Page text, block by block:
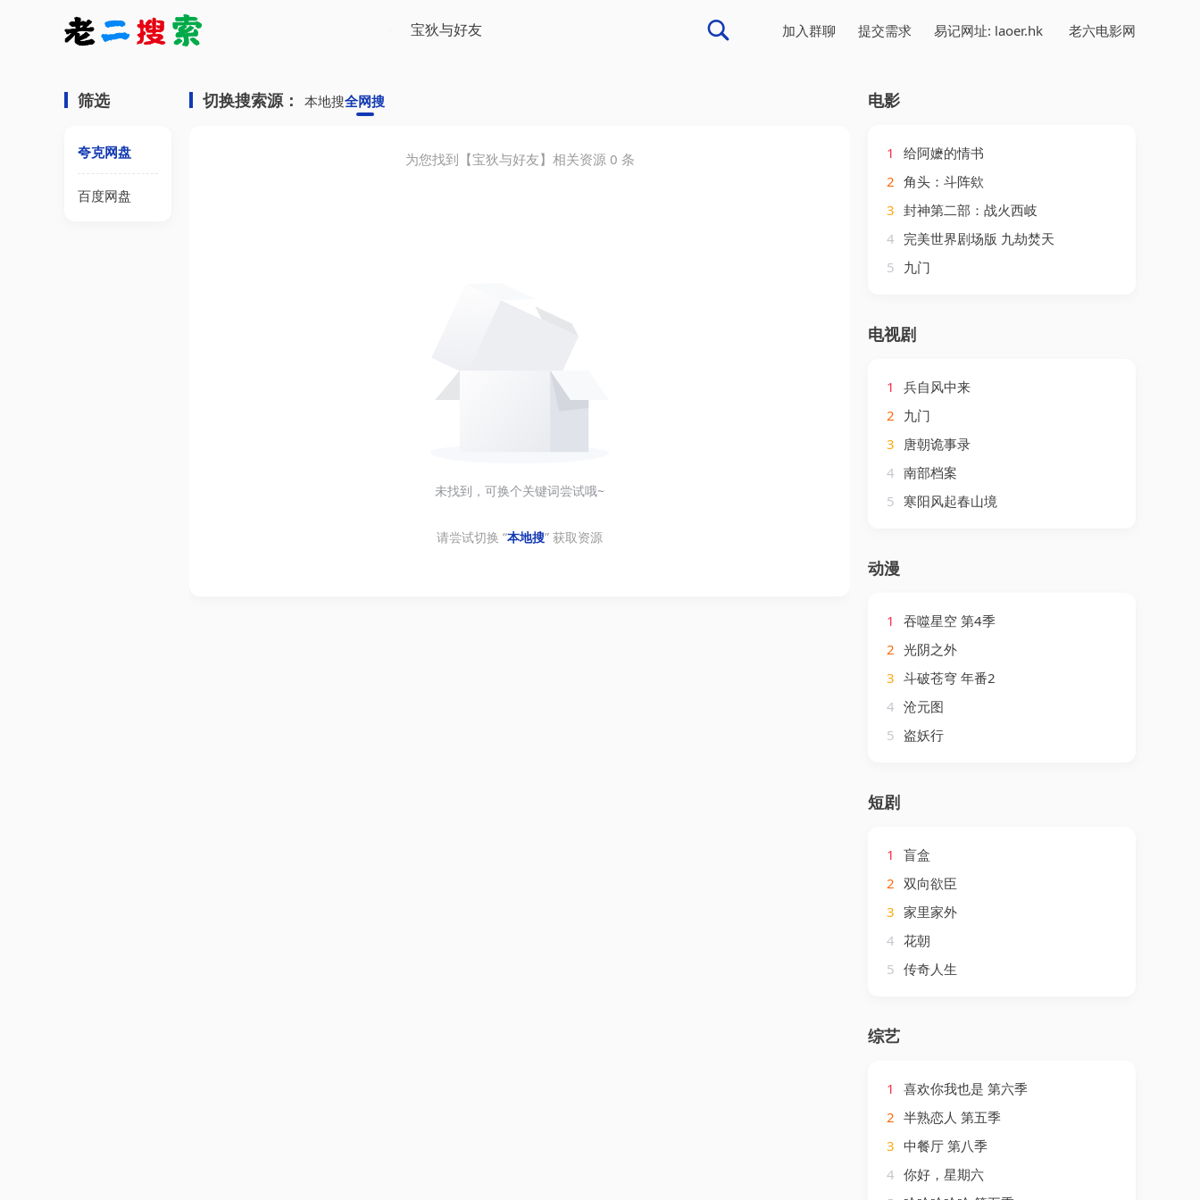
加入群聊 提交需求 易记网址: laoer.hk 老六电影网
筛选
夸克网盘
百度网盘
切换搜索源： 本地搜全网搜
为您找到【宝狄与好友】相关资源0 条
未找到，可换个关键词尝试哦~
请尝试切换 “本地搜” 获取资源
电影
1
给阿嬷的情书
2 角头：斗阵欸
3 封神第二部：战火西岐
4 完美世界剧场版 九劫焚天
5 九门
电视剧
1
兵自风中来
2 九门
3 唐朝诡事录
4 南部档案
5 寒阳风起春山境
动漫
1
吞噬星空 第4季
2 光阴之外
3 斗破苍穹 年番2
4 沧元图
5 盗妖行
短剧
1
盲盒
2 双向欲臣
3 家里家外
4 花朝
5 传奇人生
综艺
1
喜欢你我也是 第六季
2 半熟恋人 第五季
3 中餐厅 第八季
4 你好，星期六